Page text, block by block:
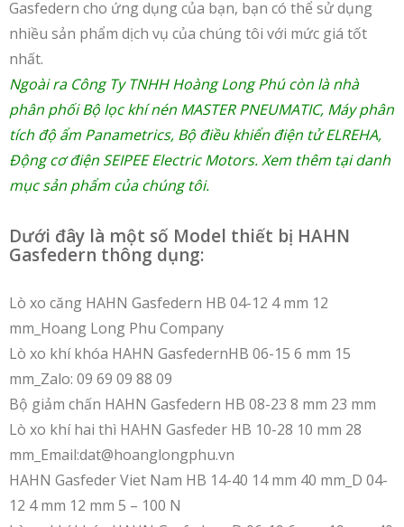
Gasfedern cho ứng dụng của bạn, bạn có thể sử dụng
nhiều sản phẩm dịch vụ của chúng tôi với mức giá tốt
nhất.
Ngoài ra Công Ty TNHH Hoàng Long Phú còn là nhà
phân phốiBộ lọc khí nén MASTER PNEUMATIC, Máy phân
tích độ ẩm Panametrics, Bộ điều khiển điện tử ELREHA,
Động cơ điện SEIPEE Electric Motors. Xem thêm tại danh
mụcsản phẩm của chúng tôi.
Dưới đây là một số Model thiết bị HAHN
Gasfedern thông dụng:
Lò xo căng HAHN Gasfedern HB 04-12 4 mm 12
mm_Hoang Long Phu Company
Lò xo khí khóa HAHN GasfedernHB 06-15 6 mm 15
mm_Zalo: 09 69 09 88 09
Bộ giảm chấn HAHN Gasfedern HB 08-23 8 mm 23 mm
Lò xo khí hai thì HAHN Gasfeder HB 10-28 10 mm 28
mm_Email:dat@hoanglongphu.vn
HAHN Gasfeder Viet Nam HB 14-40 14 mm 40 mm_D 04-
12 4 mm 12 mm 5 – 100 N